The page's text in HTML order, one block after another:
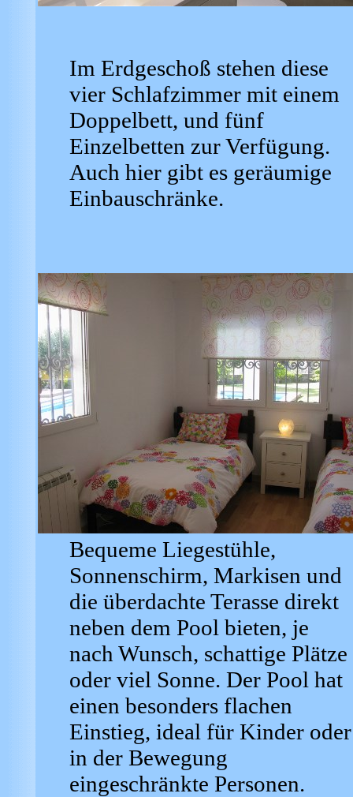
Im Erdgeschoß stehen diese
vier Schlafzimmer mit einem
Doppelbett, und fünf
Einzelbetten zur Verfügung.
Auch hier gibt es geräumige
Einbauschränke.
Bequeme Liegestühle,
Sonnenschirm, Markisen und
die überdachte Terasse direkt
neben dem Pool bieten, je
nach Wunsch, schattige Plätze
oder viel Sonne. Der Pool hat
einen besonders flachen
Einstieg, ideal für Kinder oder
in der Bewegung
eingeschränkte Personen.